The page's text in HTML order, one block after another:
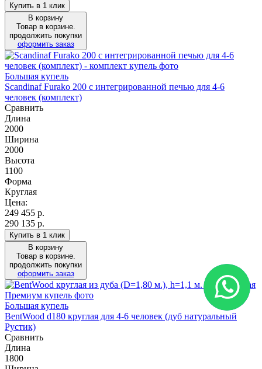
Купить в 1 клик
В корзину
Товар в корзине.
продолжить покупки
оформить заказ
Большая купель
Scandinaf Furako 200 с интегрированной печью для 4-6
человек (комплект)
Сравнить
Длина
2000
Ширина
2000
Высота
1100
Форма
Круглая
Цена:
249 455 р.
290 135 р.
Купить в 1 клик
В корзину
Товар в корзине.
продолжить покупки
оформить заказ
Большая купель
BentWood d180 круглая для 4-6 человек (дуб натуральный
Рустик)
Сравнить
Длина
1800